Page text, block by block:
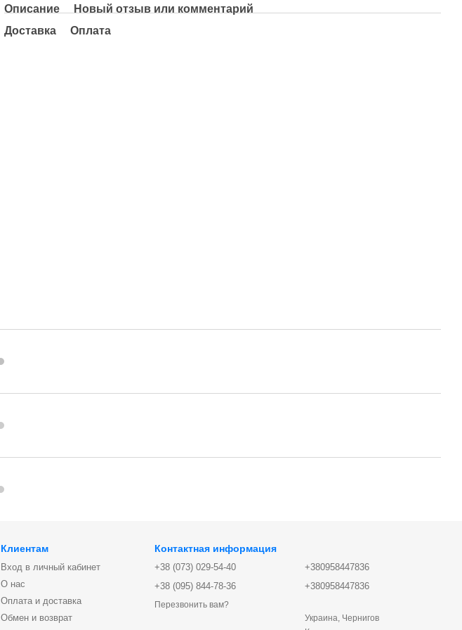
Описание
Новый отзыв или комментарий
Доставка
Оплата
Клиентам
Вход в личный кабинет
О нас
Оплата и доставка
Обмен и возврат
Контактная информация
+38 (073) 029-54-40
+38 (095) 844-78-36
Перезвонить вам?
+380958447836
+380958447836
Украина, Чернигов